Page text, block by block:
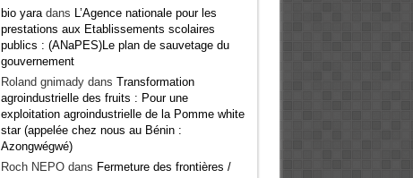
bio yaradans L’Agence nationale pour les
prestations aux Etablissements scolaires
publics : (ANaPES)Le plan de sauvetage du
gouvernement
Roland gnimadydans Transformation
agroindustrielle des fruits : Pour une
exploitation agroindustrielle de la Pomme white
star (appelée chez nous au Bénin :
Azongwégwé)
Roch NEPOdans Fermeture des frontières /